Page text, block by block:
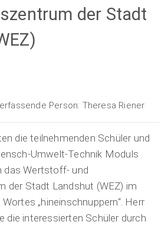
der Stadt
Person: Theresa Riener
die teilnehmenden Schüler und
Umwelt-Technik Moduls
das Wertstoff- und
der Stadt Landshut (WEZ) im
„hineinschnuppern“. Herr
die interessierten Schüler durch